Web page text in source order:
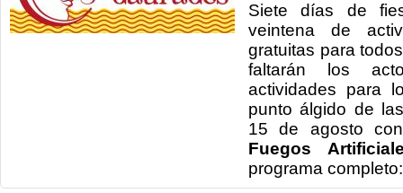
Siete días de
veintena de
gratuitas para
faltarán los
actividades para
punto álgido de
15 de agosto
Fuegos
programa completo: